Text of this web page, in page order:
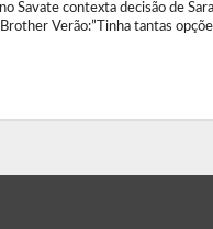
Savate contexta decisão de
Brother Verão:”Tinha tantas